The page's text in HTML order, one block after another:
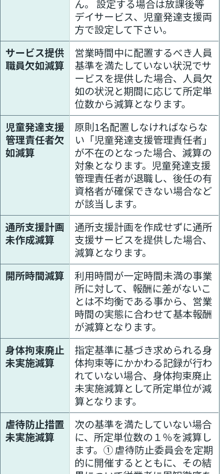
ん。 設定する場合は放課後等
デイサービス、児童発達支援両
方で設定して下さい。
サービス提供
職員欠如減算
営業時間中に配置するべき人員
基準を満たしていない状況でサ
ービスを提供した場合、人員欠
如の状況と期間に応じて所定単
位数から減算となります。
児童発達支援
管理責任者欠
如減算
原則1名配置しなければならな
い「児童発達支援管理責任者」
が不在のとなった場合、減算の
対象となります。児童発達支援
管理責任者が退職し、後任の有
資格者が確保できない場合など
が該当します。
通所支援計画
未作成減算
通所支援計画を作成せずに通所
支援サービスを提供した場合、
減算となります。
開所時間減算
利用時間が一定時間未満の事業
所に対して、報酬に差がないこ
とは不均衡である事から、営業
時間の実態に合わせて基本報酬
が減算となります。
身体拘束廃止
未実施減算
指定基準に基づき求められる身
体拘束等にかかわる記録が行わ
れていない場合、身体拘束廃止
未実施減算として所定単位が減
算となります。
虐待防止措置
未実施減算
次の基準を満たしていない場合
に、所定単位数の１％を減算し
ます。① 虐待防止委員会を定期
的に開催するとともに、その結